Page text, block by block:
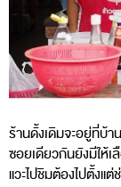
ร้านดั้งเดิมจะอยู่ที่บ้า
ซอยเดียวกันยังมีให้
แวะไปชิมต้องไปตั้งแ